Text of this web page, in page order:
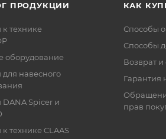
ПРОДУКЦИИ
к технике
оборудование
для навесного
DANA Spicer и
к технике CLAAS
КАК
Способы
Способы
Возврат
Гарантия
прав